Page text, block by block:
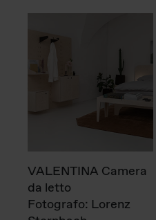
VALENTINA Camera
da letto
Fotografo: Lorenz